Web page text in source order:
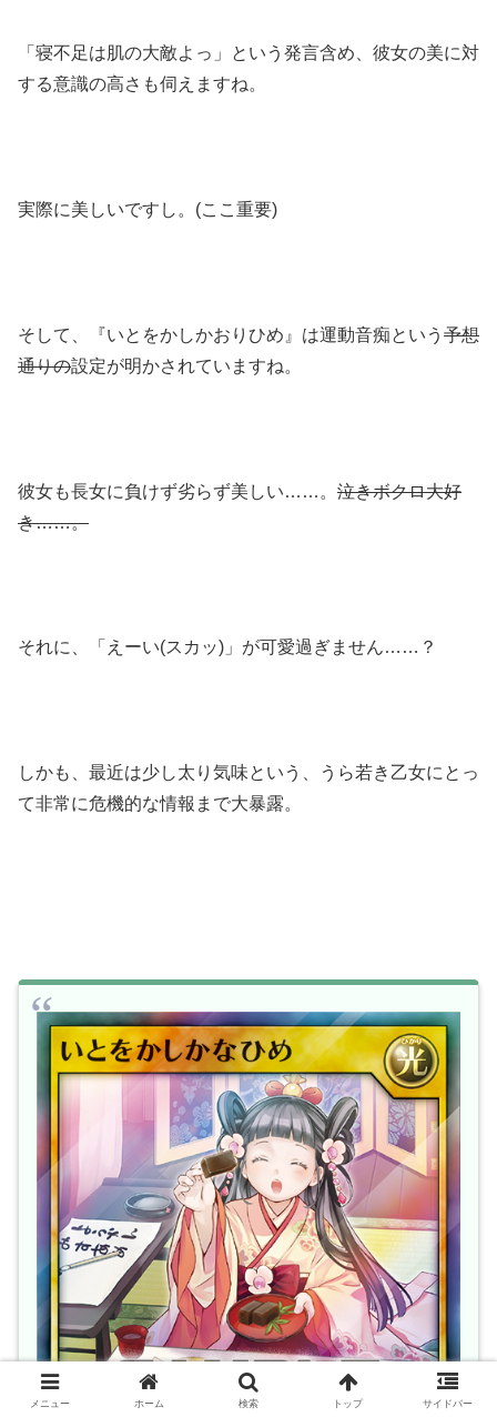
「寝不足は肌の大敵よっ」という発言含め、彼女の美に対
する意識の高さも伺えますね。
実際に美しいですし。(ここ重要)
そして、『いとをかしかおりひめ』は運動音痴という 予想
通りの設定が明かされていますね。
彼女も長女に負けず劣らず美しい……。 泣きボクロ大好
き……。
それに、「えーい(スカッ)」が可愛過ぎません……？
しかも、最近は少し太り気味という、うら若き乙女にとっ
て非常に危機的な情報まで大暴露。
メニュー ホーム 検索 トップ サイドバー